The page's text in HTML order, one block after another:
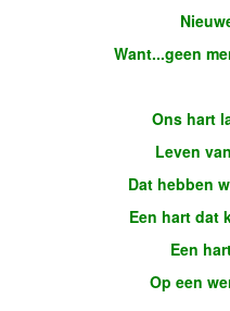
Want...geen
Ons hart
Leven
Dat hebben
Een hart dat
Een
Op een